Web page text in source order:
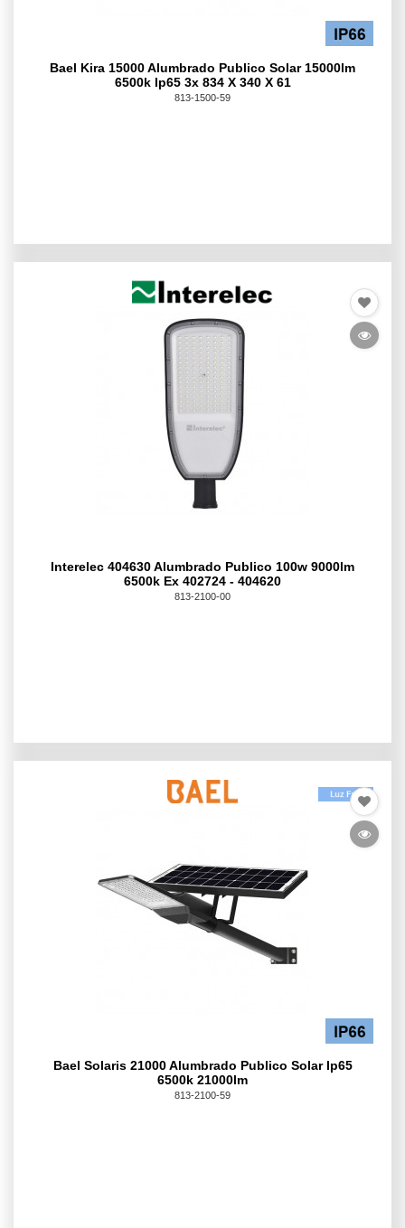
Bael Kira 15000 Alumbrado Publico Solar 15000lm
6500k Ip65 3x 834 X 340 X 61
813-1500-59
Interelec 404630 Alumbrado Publico 100w 9000lm
6500k Ex 402724 - 404620
813-2100-00
Bael Solaris 21000 Alumbrado Publico Solar Ip65
6500k 21000lm
813-2100-59